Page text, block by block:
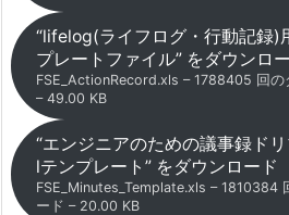
“lifelog(ライフログ・行動記録)
プレートファイル” をダウンロ
FSE_ActionRecord.xls – 1788405 回の
– 49.00 KB
“エンジニアのための議事録ド
lテンプレート” をダウンロード
FSE_Minutes_Template.xls – 1810384
ード – 20.00 KB